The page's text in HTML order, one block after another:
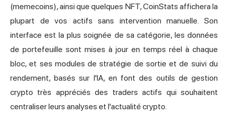
(memecoins), ainsi que quelques NFT, CoinStats affichera la
plupart de vos actifs sans intervention manuelle. Son
interface est la plus soignée de sa catégorie, les données
de portefeuille sont mises à jour en temps réel à chaque
bloc, et ses modules de stratégie de sortie et de suivi du
rendement, basés sur l'IA, en font des outils de gestion
crypto très appréciés des traders actifs qui souhaitent
centraliser leurs analyses et l'actualité crypto.